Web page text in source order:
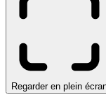
Regarder en plein